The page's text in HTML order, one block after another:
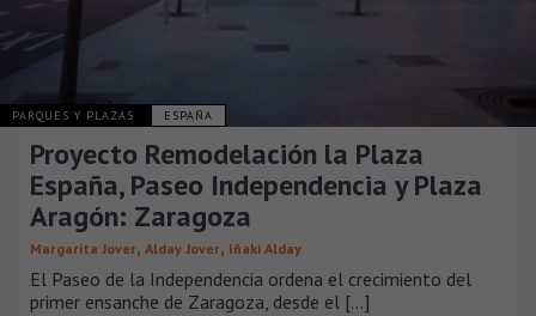
PARQUES Y PLAZAS ESPAÑA
Proyecto Remodelación la Plaza
España, Paseo Independencia y Plaza
Aragón: Zaragoza
Margarita Jover, Alday Jover, Iñaki Alday
El Paseo de la Independencia ordena el crecimiento del
primer ensanche de Zaragoza, desde el [...]